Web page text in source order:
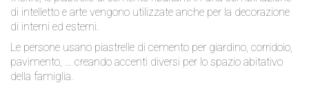
di intelletto e arte vengono utilizzate anche per la decorazione
di interni ed esterni.
Le persone usano piastrelle di cemento per giardino, corridoio,
pavimento, … creando accenti diversi per lo spazio abitativo
della famiglia.